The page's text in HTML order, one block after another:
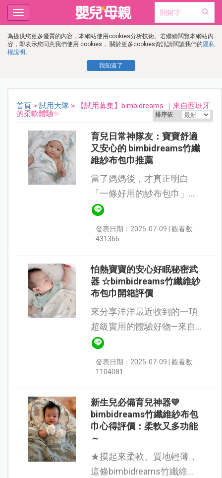
為提供您更多優質的內容，本網站使用cookies分析技術。若繼續閱覽本網站內
容，即表示您同意我們使用 cookies， 關於更多cookies資訊請閱讀我們的隱私
權說明 。
我知道了
Toggle
navigation
首頁> 試用大隊> 【試用募集】bimbidreams ｜來自西班牙
的柔軟體驗✨
排序依
育兒日常神隊友：寶寶舒適
又安心的 bimbidreams竹纖
維紗布包巾推薦
當了媽媽後，才真正明白
「一條好用的紗布包巾」對
育兒生活有多重要.ᐟ.ᐟ.ᐟ 在幫
檸檬選用貼身用品時，我真
的都會花時間精挑細選，不
貝，更因為我們...
發表日期：2025-07-09 | 觀看數:
431366
怕熱寶寶的安心好眠秘密武
器 ☆bimbidreams竹纖維紗
布包巾開箱評價
來分享洋洋最近收到的一項
超級實用的體驗好物—來自
【西班牙的 Bimbidreams 竹
纖維紗布包巾】！從洋洋出
生到現在，包巾就是我們的
媽...
發表日期：2025-07-09 | 觀看數:
1104081
新生兒必備育兒神器💛
bimbidreams竹纖維紗布包
巾心得評價：柔軟又多功能
～
★摸起來柔軟、質地輕薄，
這條bimbidreams竹纖維紗